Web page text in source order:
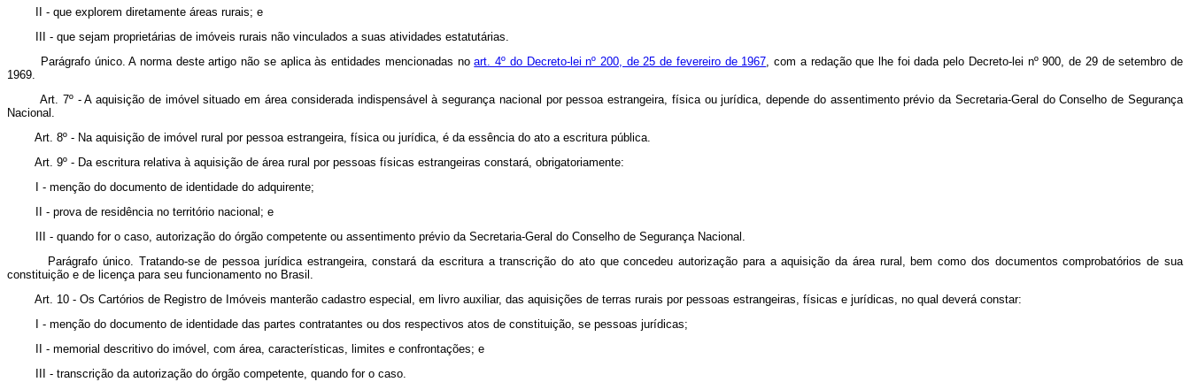
II - que explorem diretamente áreas rurais; e
III - que sejam proprietárias de imóveis rurais não vinculados a suas atividades estatutárias.
Parágrafo único. A norma deste artigo não se aplica às entidades mencionadas noart. 4º do Decreto-lei nº 200, de 25 de fevereiro de 1967, com a redação que lhe foi dada pelo Decreto-lei nº 900, de 29 de setembro de
1969.
Art. 7º - A aquisição de imóvel situado em área considerada indispensável à segurança nacional por pessoa estrangeira, física ou jurídica, depende do assentimento prévio da Secretaria-Geral do Conselho de Segurança
Nacional.
Art. 8º - Na aquisição de imóvel rural por pessoa estrangeira, física ou jurídica, é da essência do ato a escritura pública.
Art. 9º - Da escritura relativa à aquisição de área rural por pessoas físicas estrangeiras constará, obrigatoriamente:
I - menção do documento de identidade do adquirente;
II - prova de residência no território nacional; e
III - quando for o caso, autorização do órgão competente ou assentimento prévio da Secretaria-Geral do Conselho de Segurança Nacional.
Parágrafo único. Tratando-se de pessoa jurídica estrangeira, constará da escritura a transcrição do ato que concedeu autorização para a aquisição da área rural, bem como dos documentos comprobatórios de sua
constituição e de licença para seu funcionamento no Brasil.
Art. 10 - Os Cartórios de Registro de Imóveis manterão cadastro especial, em livro auxiliar, das aquisições de terras rurais por pessoas estrangeiras, físicas e jurídicas, no qual deverá constar:
I - menção do documento de identidade das partes contratantes ou dos respectivos atos de constituição, se pessoas jurídicas;
II - memorial descritivo do imóvel, com área, características, limites e confrontações; e
III - transcrição da autorização do órgão competente, quando for o caso.